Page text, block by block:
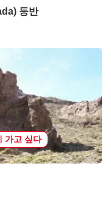
등반
가고 싶다